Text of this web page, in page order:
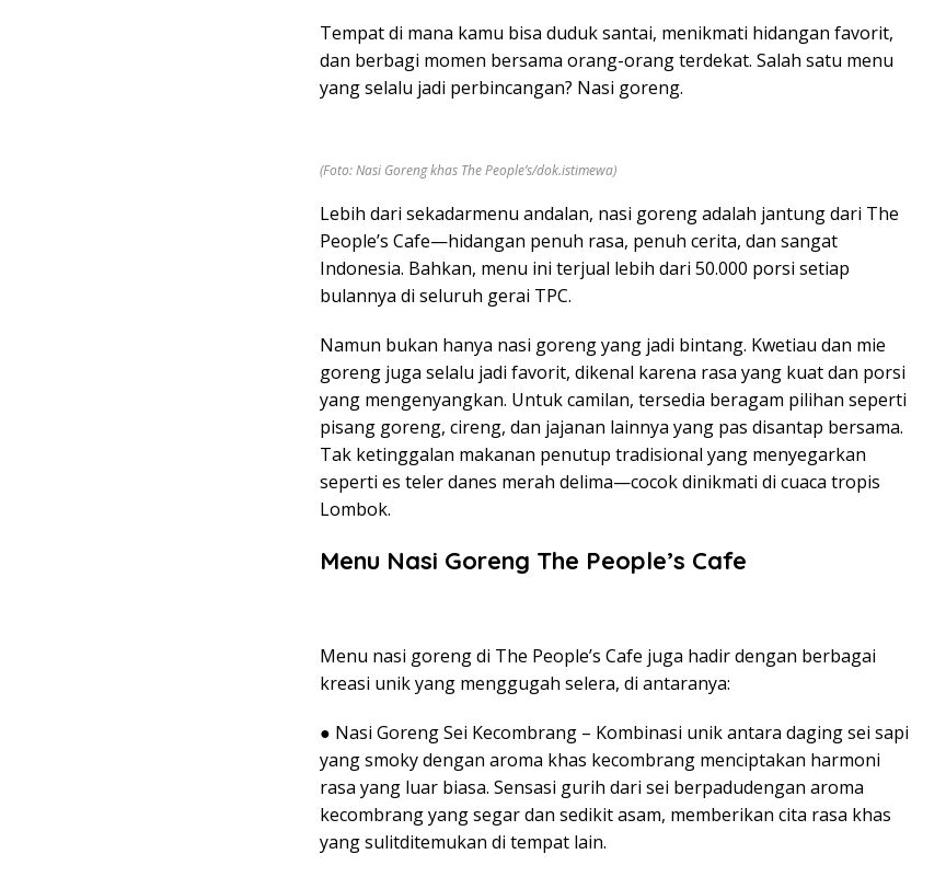
Tempat di mana kamu bisa duduk santai, menikmati hidangan favorit,
dan berbagi momen bersama orang-orang terdekat. Salah satu menu
yang selalu jadi perbincangan? Nasi goreng.
(Foto: Nasi Goreng khas The People’s/dok.istimewa)
Lebih dari sekadarmenu andalan, nasi goreng adalah jantung dari The
People’s Cafe—hidangan penuh rasa, penuh cerita, dan sangat
Indonesia. Bahkan, menu ini terjual lebih dari 50.000 porsi setiap
bulannya di seluruh gerai TPC.
Namun bukan hanya nasi goreng yang jadi bintang. Kwetiau dan mie
goreng juga selalu jadi favorit, dikenal karena rasa yang kuat dan porsi
yang mengenyangkan. Untuk camilan, tersedia beragam pilihan seperti
pisang goreng, cireng, dan jajanan lainnya yang pas disantap bersama.
Tak ketinggalan makanan penutup tradisional yang menyegarkan
seperti es teler danes merah delima—cocok dinikmati di cuaca tropis
Lombok.
Menu Nasi Goreng The People’s Cafe
Menu nasi goreng di The People’s Cafe juga hadir dengan berbagai
kreasi unik yang menggugah selera, di antaranya:
● Nasi Goreng Sei Kecombrang – Kombinasi unik antara daging sei sapi
yang smoky dengan aroma khas kecombrang menciptakan harmoni
rasa yang luar biasa. Sensasi gurih dari sei berpadudengan aroma
kecombrang yang segar dan sedikit asam, memberikan cita rasa khas
yang sulitditemukan di tempat lain.